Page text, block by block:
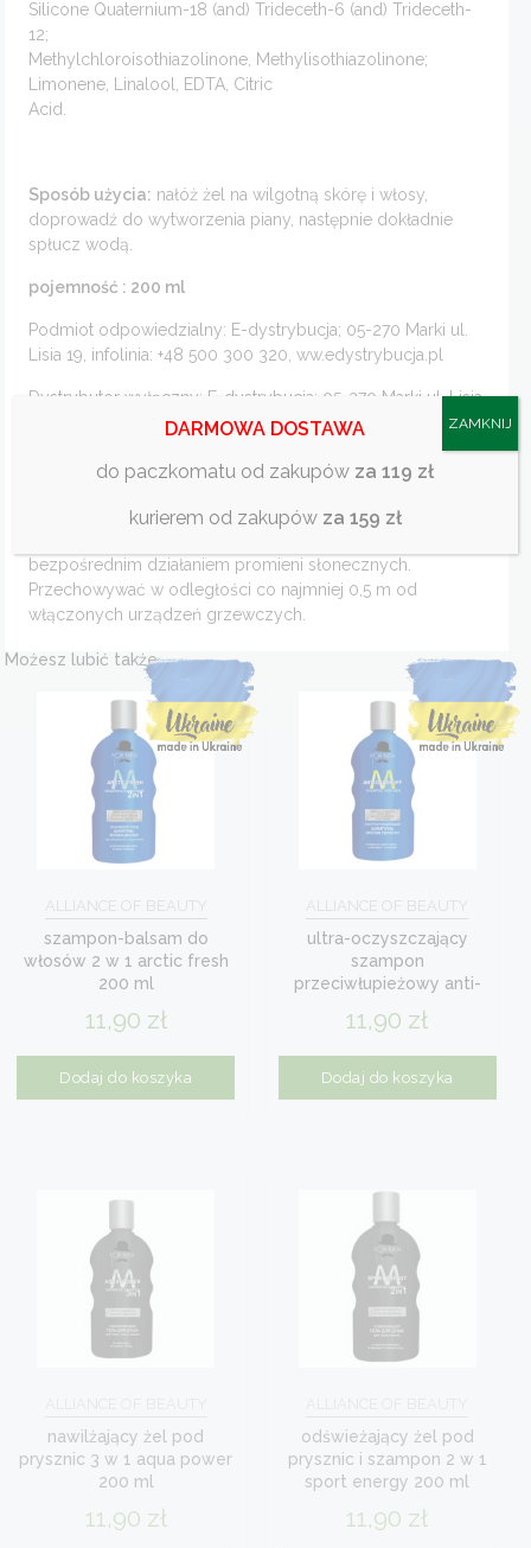
Silicone Quaternium-18 (and) Trideceth-6 (and) Trideceth-
12;
Methylchloroisothiazolinone, Methylisothiazolinone;
Limonene, Linalool, EDTA, Citric
Acid.
Sposób użycia: nałóż żel na wilgotną skórę i włosy,
doprowadź do wytworzenia piany, następnie dokładnie
spłucz wodą.
pojemność : 200 ml
Podmiot odpowiedzialny: E-dystrybucja; 05-270 Marki ul.
Lisia 19, infolinia: +48 500 300 320, ww.edystrybucja.pl
Dystrybutor wyłączny: E-dystrybucja; 05-270 Marki ul. Lisia
19, infolinia: +48 500 300 320, ww.edystrybucja.pl
Data produkcji (miesiąc, rok); zużyć do (miesiąc, rok);
numer partii produkcyjnej: patrz z tyłu opakowania. Okres
ważności: 30 miesięcy od daty produkcji. Przechowywać
bezpośrednim działaniem promieni słonecznych.
Przechowywać w odległości co najmniej 0,5 m od
włączonych urządzeń grzewczych.
Możesz lubić także…
ALLIANCE OF BEAUTY
szampon-balsam do
włosów 2 w 1 arctic fresh
200 ml
11,90 zł
Dodaj do koszyka
ALLIANCE OF BEAUTY
ultra-oczyszczający
szampon
przeciwłupieżowy anti-
11,90 zł
Dodaj do koszyka
nawilżający żel pod
prysznic 3 w 1 aqua power
200 ml
11,90 zł
odświeżający żel pod
prysznic i szampon 2 w 1
sport energy 200 ml
11,90 zł
DARMOWA DOSTAWA
do paczkomatu od zakupów za 119 zł
kurierem od zakupów za 159 zł
ZAMKNIJ